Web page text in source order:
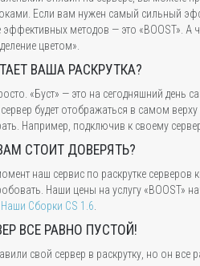
Если вам нужен самый сильный
эффективных методов — это «BOOST». А
цветом».
ВАША РАСКРУТКА?
«Буст» — это на сегодняшний день
будет отображаться в самом
Например, подключив к своему
СТОИТ ДОВЕРЯТЬ?
наш сервис по раскрутке
Наши цены на услугу «BOOST»
Наши Сборки CS 1.6
ВСЕ РАВНО ПУСТОЙ!
свой сервер в раскрутку, но он